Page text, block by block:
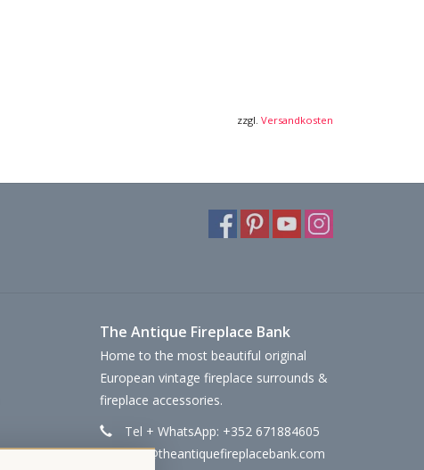
zzgl. Versandkosten
The Antique Fireplace Bank
Home to the most beautiful original
European vintage fireplace surrounds &
fireplace accessories.
Tel + WhatsApp: +352 671884605
info@theantiquefireplacebank.com